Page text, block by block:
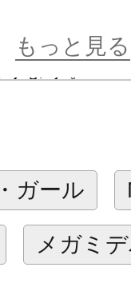
もっと見る
ガール
メガミ